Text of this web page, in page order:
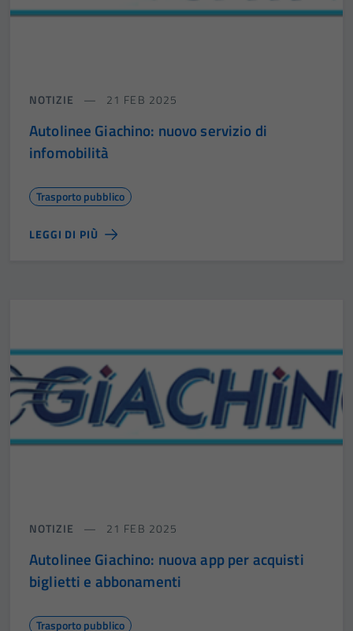
NOTIZIE 21 FEB 2025
Autolinee Giachino: nuovo servizio di
infomobilità
Trasporto pubblico
LEGGI DI PIÙ
NOTIZIE 21 FEB 2025
Autolinee Giachino: nuova app per acquisti
biglietti e abbonamenti
Trasporto pubblico